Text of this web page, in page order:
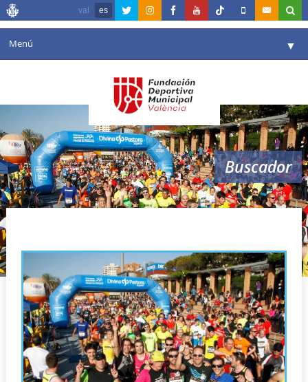
val es
Menú ▼
Agenda
Instalaciones ▼
Comunicación ▼
Valencia en deporte ▼
Buscador
i carrera redolat